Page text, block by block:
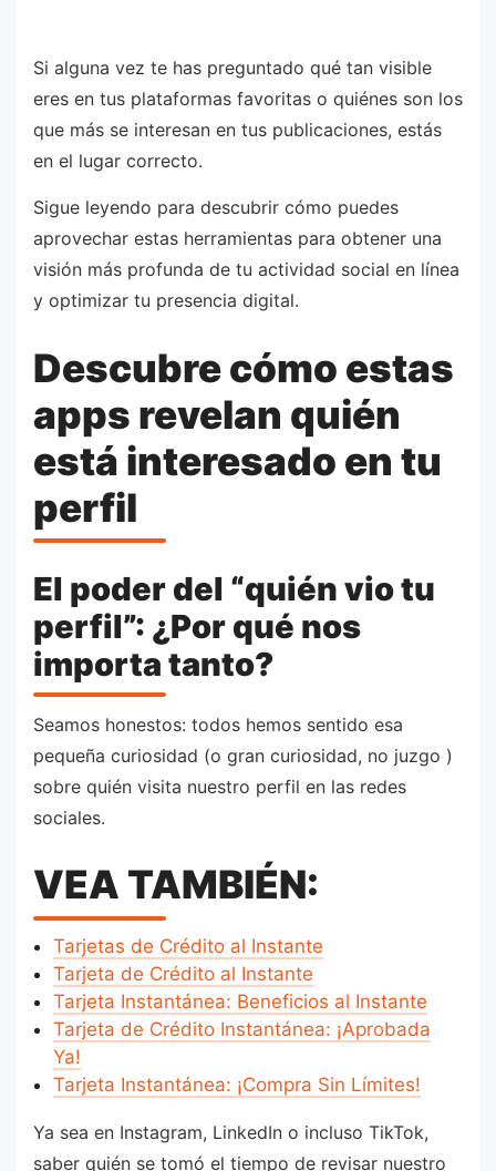
Si alguna vez te has preguntado qué tan visible
eres en tus plataformas favoritas o quiénes son los
que más se interesan en tus publicaciones, estás
en el lugar correcto.
Sigue leyendo para descubrir cómo puedes
aprovechar estas herramientas para obtener una
visión más profunda de tu actividad social en línea
y optimizar tu presencia digital.
Descubre cómo estas
apps revelan quién
está interesado en tu
perfil
El poder del “quién vio tu
perfil”: ¿Por qué nos
importa tanto?
Seamos honestos: todos hemos sentido esa
pequeña curiosidad (o gran curiosidad, no juzgo )
sobre quién visita nuestro perfil en las redes
sociales.
VEA TAMBIÉN:
Tarjetas de Crédito al Instante
Tarjeta de Crédito al Instante
Tarjeta Instantánea: Beneficios al Instante
Tarjeta de Crédito Instantánea: ¡Aprobada
Ya!
Tarjeta Instantánea: ¡Compra Sin Límites!
Ya sea en Instagram, LinkedIn o incluso TikTok,
saber quién se tomó el tiempo de revisar nuestro